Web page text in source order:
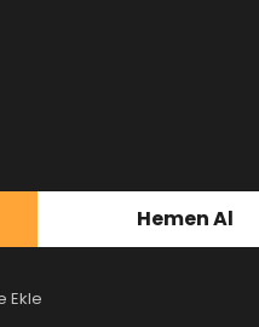
Hemen Al